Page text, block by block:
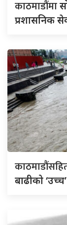
काठमाडौंमा
प्रशासनिक
बाढीको